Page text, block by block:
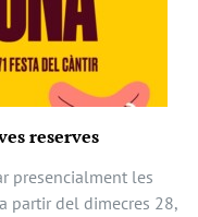
reserves
presencialment les
partir del dimecres 28,